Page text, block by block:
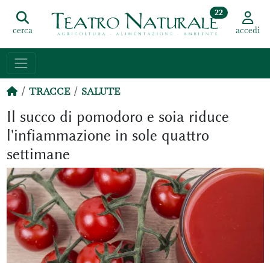
cerca
22
accedi
TRACCE SALUTE
Il succo di pomodoro e soia riduce
l'infiammazione in sole quattro
settimane